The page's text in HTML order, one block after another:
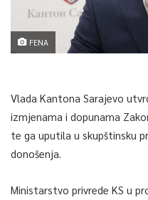
FENA
Vlada Kantona Sarajevo
izmjenama i dopunama
te ga uputila u skupštinsku
donošenja.
Ministarstvo privrede KS u